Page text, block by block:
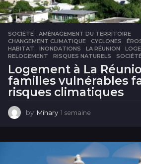
SOCIÉTÉ AMÉNAGEMENT DU TERRITOIRE
CHANGEMENT CLIMATIQUE
,CYCLONES ,
HABITAT
,INONDATIONS ,LA RÉUNION ,
RELOGEMENT
,RISQUES NATURELS ,
Logement à La
familles vulnérables
risques climatiques
by Mihary 1 semaine
m
i